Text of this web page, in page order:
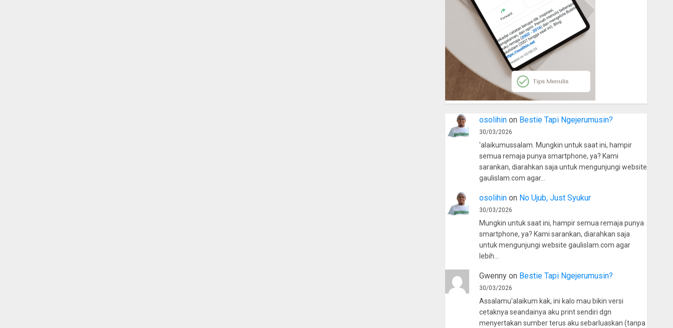
osolihinon Bestie Tapi Ngejerumusin?
30/03/2026
'alaikumussalam. Mungkin untuk saat ini, hampir
semua remaja punya smartphone, ya? Kami
sarankan, diarahkan saja untuk mengunjungi website
gaulislam.com agar…
osolihinon No Ujub, Just Syukur
30/03/2026
Mungkin untuk saat ini, hampir semua remaja punya
smartphone, ya? Kami sarankan, diarahkan saja
untuk mengunjungi website gaulislam.com agar
lebih…
Gwennyon Bestie Tapi Ngejerumusin?
30/03/2026
Assalamu'alaikum kak, ini kalo mau bikin versi
cetaknya seandainya aku print sendiri dgn
menyertakan sumber terus aku sebarluaskan (tanpa